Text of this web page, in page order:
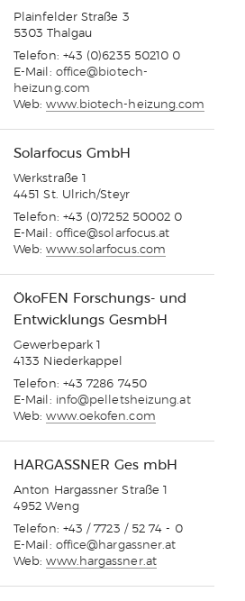
Plainfelder Straße 3
5303 Thalgau
Telefon: +43 (0)6235 50210 0
E-Mail: office@biotech-
heizung.com
Web:www.biotech-heizung.com
Solarfocus GmbH
Werkstraße 1
4451 St. Ulrich/Steyr
Telefon: +43 (0)7252 50002 0
E-Mail: office@solarfocus.at
Web:www.solarfocus.com
ÖkoFEN Forschungs- und
Entwicklungs GesmbH
Gewerbepark 1
4133 Niederkappel
Telefon: +43 7286 7450
E-Mail: info@pelletsheizung.at
Web:www.oekofen.com
HARGASSNER Ges mbH
Anton Hargassner Straße 1
4952 Weng
Telefon: +43 / 7723 / 52 74 - 0
E-Mail: office@hargassner.at
Web:www.hargassner.at